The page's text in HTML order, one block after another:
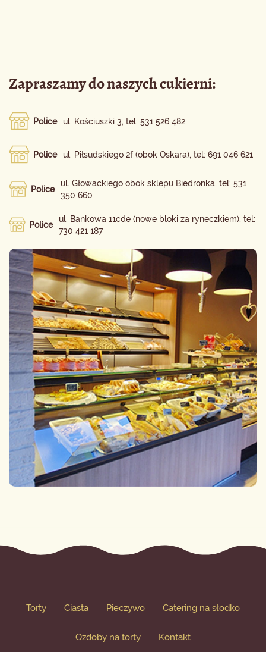
Zapraszamy do naszych cukierni:
Police ul. Kościuszki 3, tel: 531 526 482
Police ul. Piłsudskiego 2f (obok Oskara), tel: 691 046 621
Police
ul. Głowackiego obok sklepu Biedronka, tel: 531
350 660
Police
ul. Bankowa 11cde (nowe bloki za ryneczkiem), tel:
730 421 187
Torty Ciasta Pieczywo Catering na słodko
Ozdoby na torty Kontakt